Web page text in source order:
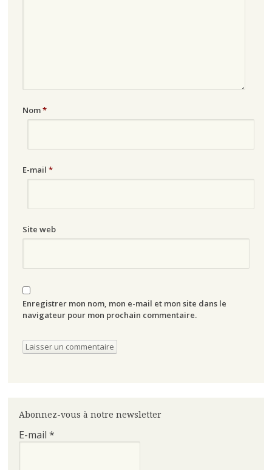
Nom*
E-mail *
Site web
Enregistrer mon nom, mon e-mail et mon site dans le
navigateur pour mon prochain commentaire.
Abonnez-vous à notre newsletter
E-mail *